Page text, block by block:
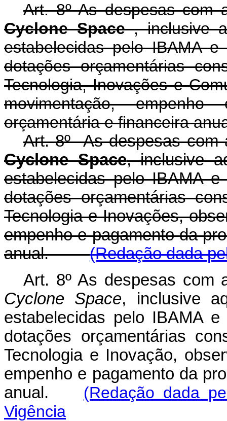
Art. 8º As despesas com
Cyclone Space, inclusive
estabelecidas pelo IBAMA
dotações orçamentárias
Tecnologia, Inovações e
movimentação,
orçamentária e financeira
Art. 8º As despesas com
Cyclone Space, inclusive
estabelecidas pelo IBAMA
dotações orçamentárias
Tecnologia e Inovações,
empenho e pagamento da
anual.(Redação dada
Art. 8º As despesas com
Cyclone Space, inclusive
estabelecidas pelo IBAMA
dotações orçamentárias
Tecnologia e Inovação,
empenho e pagamento da
anual. (Redação dada
Vigência